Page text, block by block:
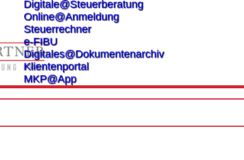
Digitale@Steuerberatung
Online@Anmeldung
Steuerrechner
e-FIBU
Digitales@Dokumentenarchiv
Klientenportal
MKP@App